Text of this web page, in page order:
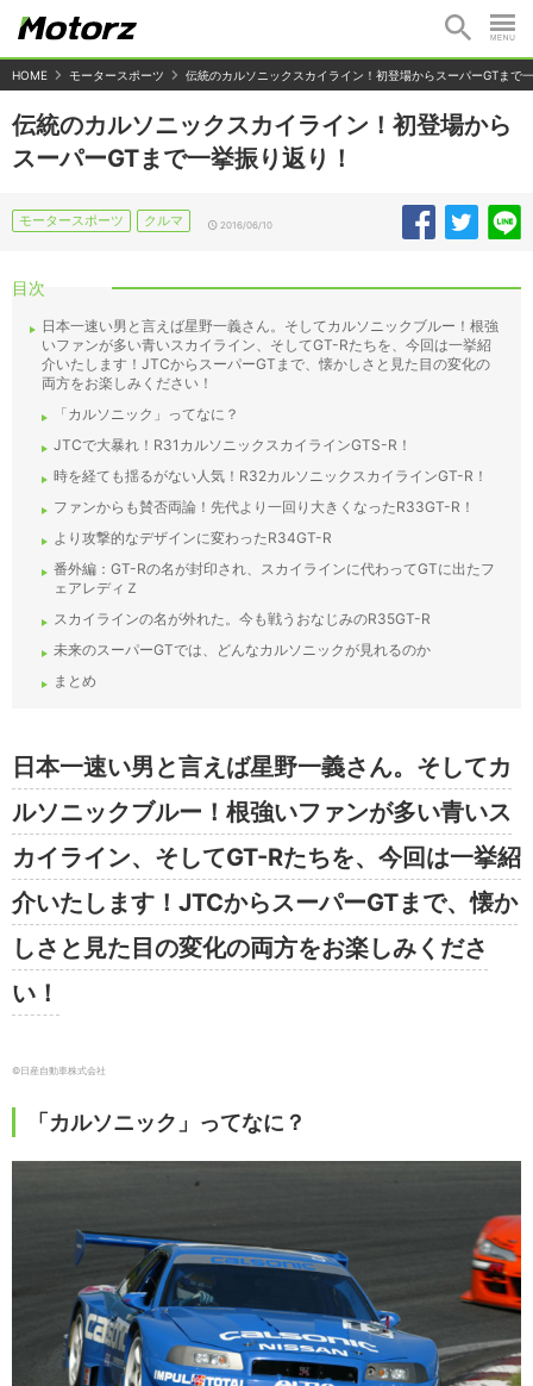
HOME モータースポーツ 伝統のカルソニックスカイライン！初登場からスーパーGTまで
伝統のカルソニックスカイライン！初登場から
スーパーGTまで一挙振り返り！
モータースポーツ クルマ 2016/06/10
目次
日本一速い男と言えば星野一義さん。そしてカルソニックブルー！根強
いファンが多い青いスカイライン、そしてGT-Rたちを、今回は一挙紹
介いたします！JTCからスーパーGTまで、懐かしさと見た目の変化の
両方をお楽しみください！
「カルソニック」ってなに？
JTCで大暴れ！R31カルソニックスカイラインGTS-R！
時を経ても揺るがない人気！R32カルソニックスカイラインGT-R！
ファンからも賛否両論！先代より一回り大きくなったR33GT-R！
より攻撃的なデザインに変わったR34GT-R
番外編：GT-Rの名が封印され、スカイラインに代わってGTに出たフ
ェアレディＺ
スカイラインの名が外れた。今も戦うおなじみのR35GT-R
未来のスーパーGTでは、どんなカルソニックが見れるのか
まとめ
日本一速い男と言えば星野一義さん。そしてカ
ルソニックブルー！根強いファンが多い青いス
カイライン、そしてGT-Rたちを、今回は一挙紹
介いたします！JTCからスーパーGTまで、懐か
しさと見た目の変化の両方をお楽しみくださ
い！
©︎日産自動車株式会社
「カルソニック」ってなに？